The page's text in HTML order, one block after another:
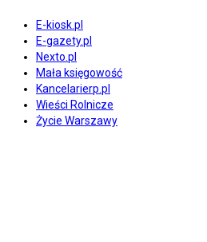
E-kiosk.pl
E-gazety.pl
Nexto.pl
Mała księgowość
Kancelarierp.pl
Wieści Rolnicze
Życie Warszawy